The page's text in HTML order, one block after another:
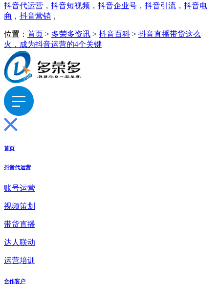
抖音代运营 ， 抖音短视频 ， 抖音企业号 ， 抖音引流 ， 抖音电
商 ， 抖音营销 ，
位置： 首页 > 多荣多资讯 > 抖音百科 > 抖音直播带货这么
火，成为抖音运营的4个关键
首页
抖音代运营
账号运营
视频策划
带货直播
达人联动
运营培训
合作客户